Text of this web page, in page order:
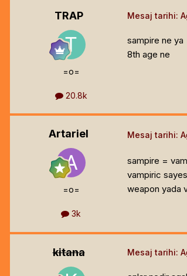
TRAP
=o=
20.8k
Mesaj tarihi:
sampire ne ya
8th age ne
Artariel
=o=
3k
Mesaj tarihi:
sampire =
vampiric
weapon yada
kitana Mesaj tarihi: